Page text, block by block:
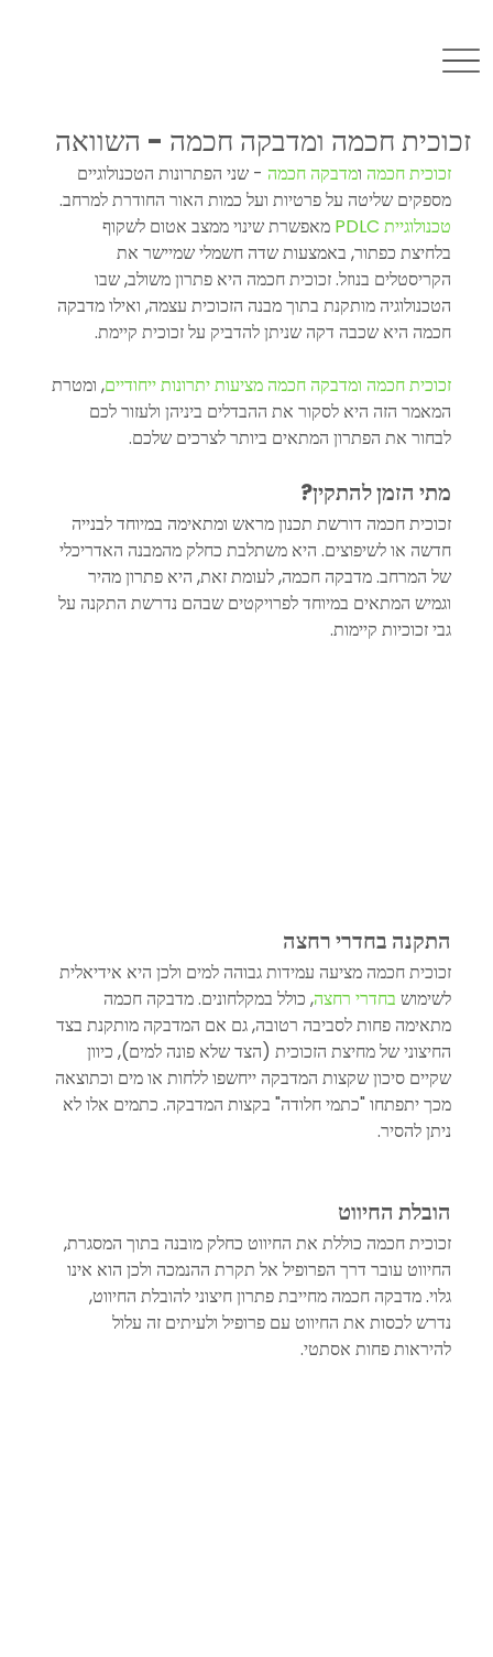
זכוכית חכמה ומדבקה חכמה - השוואה
זכוכית חכמה ומדבקה חכמה - שני הפתרונות הטכנולוגיים
מספקים שליטה על פרטיות ועל כמות האור החודרת למרחב.
טכנולוגיית PDLC
מאפשרת שינוי ממצב אטום לשקוף
בלחיצת כפתור, באמצעות שדה חשמלי שמיישר את
הקריסטלים בנוזל. זכוכית חכמה היא פתרון משולב, שבו
הטכנולוגיה מותקנת בתוך מבנה הזכוכית עצמה, ואילו מדבקה
חכמה היא שכבה דקה שניתן להדביק על זכוכית קיימת.
זכוכית חכמה ומדבקה חכמה מציעות יתרונות ייחודיים, ומטרת
המאמר הזה היא לסקור את ההבדלים ביניהן ולעזור לכם
לבחור את הפתרון המתאים ביותר לצרכים שלכם.
מתי הזמן להתקין?
זכוכית חכמה דורשת תכנון מראש ומתאימה במיוחד לבנייה
חדשה או לשיפוצים. היא משתלבת כחלק מהמבנה האדריכלי
של המרחב. מדבקה חכמה, לעומת זאת, היא פתרון מהיר
וגמיש המתאים במיוחד לפרויקטים שבהם נדרשת התקנה על
גבי זכוכיות קיימות.
התקנה בחדרי רחצה
זכוכית חכמה מציעה עמידות גבוהה למים ולכן היא אידיאלית
לשימוש בחדרי רחצה, כולל במקלחונים. מדבקה חכמה
מתאימה פחות לסביבה רטובה, גם אם המדבקה מותקנת בצד
החיצוני של מחיצת הזכוכית (הצד שלא פונה למים), כיוון
שקיים סיכון שקצות המדבקה ייחשפו ללחות או מים וכתוצאה
מכך יתפתחו "כתמי חלודה" בקצות המדבקה. כתמים אלו לא
ניתן להסיר.
הובלת החיווט
זכוכית חכמה כוללת את החיווט כחלק מובנה בתוך המסגרת,
החיווט עובר דרך הפרופיל אל תקרת ההנמכה ולכן הוא אינו
גלוי. מדבקה חכמה מחייבת פתרון חיצוני להובלת החיווט,
נדרש לכסות את החיווט עם פרופיל ולעיתים זה עלול
להיראות פחות אסתטי.